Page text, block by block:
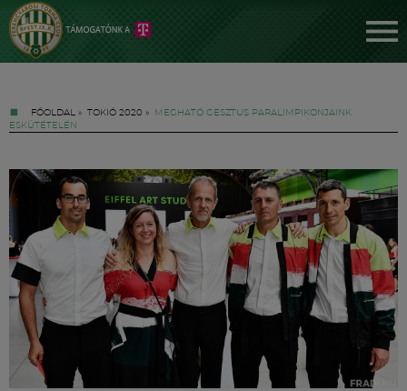
FŐOLDAL » TOKIÓ 2020 »
MEGHATÓ GESZTUS PARALIMPIKONJAINK
ESKÜTÉTELÉN
Jegyek
FM YouTube +
Hírek